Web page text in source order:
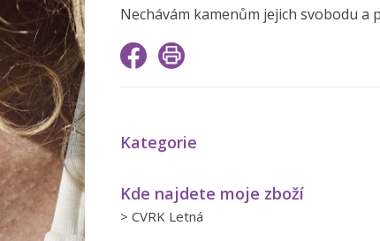
Nechávám kamenům jejich svobodu a
Kategorie
Kde najdete moje zboží
> CVRK Letná